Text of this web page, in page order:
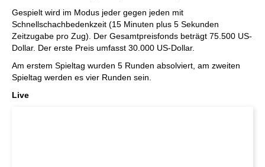
Gespielt wird im Modus jeder gegen jeden mit
Schnellschachbedenkzeit (15 Minuten plus 5 Sekunden
Zeitzugabe pro Zug). Der Gesamtpreisfonds beträgt 75.500 US-
Dollar. Der erste Preis umfasst 30.000 US-Dollar.
Am erstem Spieltag wurden 5 Runden absolviert, am zweiten
Spieltag werden es vier Runden sein.
Live